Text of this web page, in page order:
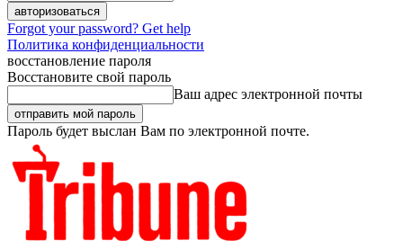
Forgot your password? Get help
Политика конфиденциальности
восстановление пароля
Восстановите свой пароль
Ваш адрес электронной почты
Пароль будет выслан Вам по электронной почте.